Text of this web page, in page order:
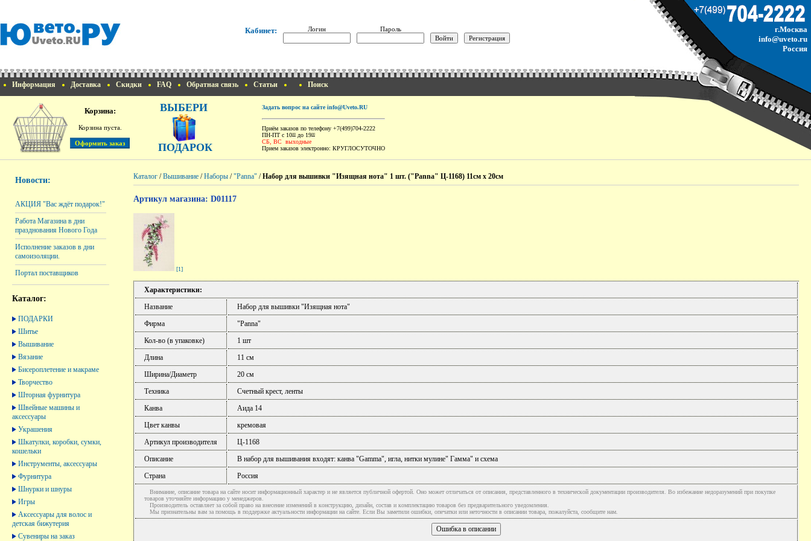
Кабинет: Логин Пароль
г.Москва
info@uveto.ru
Россия
Информация Доставка Скидки FAQ Обратная связь Статьи Поиск
Корзина:
Корзина пуста.
ВЫБЕРИ
ПОДАРОК
Задать вопрос на сайте info@Uveto.RU
Приём заказов по телефону +7(499)704-2222
ПН-ПТ с 1000 до 1900
СБ, ВС выходные
Прием заказов электронно: КРУГЛОСУТОЧНО
Новости:
АКЦИЯ "Вас ждёт подарок!"
Работа Магазина в дни
празднования Нового Года
Исполнение заказов в дни
самоизоляции.
Портал поставщиков
Каталог:
ПОДАРКИ
Шитье
Вышивание
Вязание
Бисероплетение и макраме
Творчество
Шторная фурнитура
Швейные машины и
аксессуары
Украшения
Шкатулки, коробки, сумки,
кошельки
Инструменты, аксессуары
Фурнитура
Шнурки и шнуры
Игры
Аксессуары для волос и
детская бижутерия
Сувениры на заказ
Каталог /Вышивание /Наборы /"Panna" /Набор для вышивки "Изящная нота" 1 шт. ("Panna" Ц-1168) 11см х 20см
Артикул магазина: D01117
[1]
Характеристики:
Название
Набор для вышивки "Изящная нота"
Фирма
"Panna"
Кол-во (в упаковке)
1 шт
Длина
11 см
Ширина/Диаметр
20 см
Техника
Счетный крест, ленты
Канва
Аида 14
Цвет канвы
кремовая
Артикул производителя
Ц-1168
Описание
В набор для вышивания входят: канва "Gamma", игла, нитки мулине" Гамма" и схема
Страна
Россия
Внимание, описание товара на сайте носит информационный характер и не является публичной офертой. Оно может отличаться от описания, представленного в технической документации производителя. Во избежание недоразумений при покупке
товаров уточняйте информацию у менеджеров.
Производитель оставляет за собой право на внесение изменений в конструкцию, дизайн, состав и комплектацию товаров без предварительного уведомления.
Мы признательны вам за помощь в поддержке актуальности информации на сайте. Если Вы заметили ошибки, опечатки или неточности в описании товара, пожалуйста, сообщите нам.